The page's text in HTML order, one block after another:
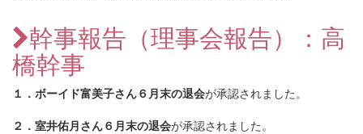
幹事報告（理事会報告）：高
橋幹事
１．ボーイド富美子さん６月末の退会が承認されました。
２．室井佑月さん６月末の退会が承認されました。